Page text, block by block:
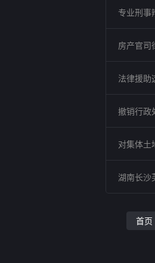
专业刑事
房产官司
法律援助
撤销行政
对集体土
湖南长沙
首页